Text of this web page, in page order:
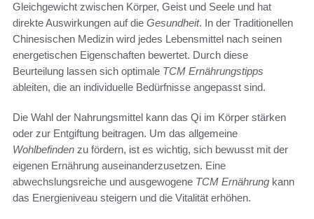
Gleichgewicht zwischen Körper, Geist und Seele und hat
direkte Auswirkungen auf die Gesundheit. In der Traditionellen
Chinesischen Medizin wird jedes Lebensmittel nach seinen
energetischen Eigenschaften bewertet. Durch diese
Beurteilung lassen sich optimale TCM Ernährungstipps
ableiten, die an individuelle Bedürfnisse angepasst sind.
Die Wahl der Nahrungsmittel kann das Qi im Körper stärken
oder zur Entgiftung beitragen. Um das allgemeine
Wohlbefinden zu fördern, ist es wichtig, sich bewusst mit der
eigenen Ernährung auseinanderzusetzen. Eine
abwechslungsreiche und ausgewogene TCM Ernährung kann
das Energieniveau steigern und die Vitalität erhöhen.